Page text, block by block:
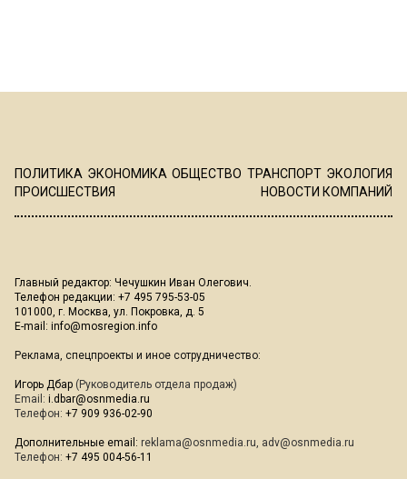
ПОЛИТИКА ЭКОНОМИКА ОБЩЕСТВО ТРАНСПОРТ ЭКОЛОГИЯ
ПРОИСШЕСТВИЯ
НОВОСТИ КОМПАНИЙ
Главный редактор: Чечушкин Иван Олегович.
Телефон редакции: +7 495 795-53-05
101000, г. Москва, ул. Покровка, д. 5
E-mail: info@mosregion.info
Реклама, спецпроекты и иное сотрудничество:
Игорь Дбар (Руководитель отдела продаж)
Email: i.dbar@osnmedia.ru
Телефон: +7 909 936-02-90
Дополнительные email: reklama@osnmedia.ru, adv@osnmedia.ru
Телефон: +7 495 004-56-11